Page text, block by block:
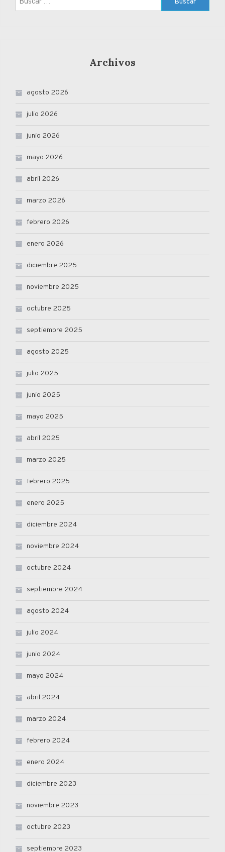
Archivos
agosto 2026
julio 2026
junio 2026
mayo 2026
abril 2026
marzo 2026
febrero 2026
enero 2026
diciembre 2025
noviembre 2025
octubre 2025
septiembre 2025
agosto 2025
julio 2025
junio 2025
mayo 2025
abril 2025
marzo 2025
febrero 2025
enero 2025
diciembre 2024
noviembre 2024
octubre 2024
septiembre 2024
agosto 2024
julio 2024
junio 2024
mayo 2024
abril 2024
marzo 2024
febrero 2024
enero 2024
diciembre 2023
noviembre 2023
octubre 2023
septiembre 2023